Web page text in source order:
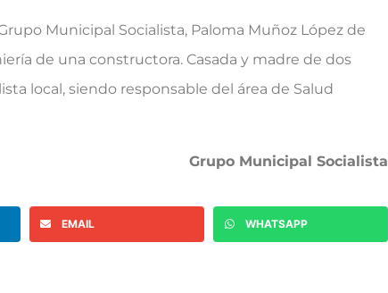
Municipal Socialista, Paloma Muñoz López de
de una constructora. Casada y madre de dos
local, siendo responsable del área de Salud
Grupo Municipal Socialista
EMAIL WHATSAPP